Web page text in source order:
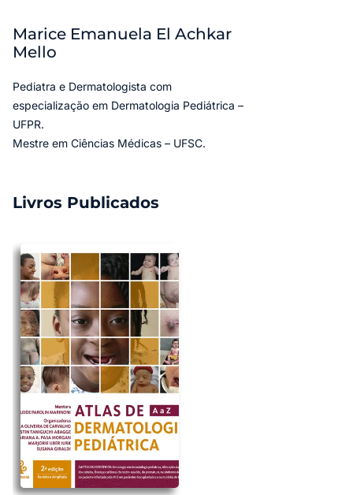
Marice Emanuela El Achkar
Mello
Pediatra e Dermatologista com
especialização em Dermatologia Pediátrica –
UFPR.
Mestre em Ciências Médicas – UFSC.
Livros Publicados